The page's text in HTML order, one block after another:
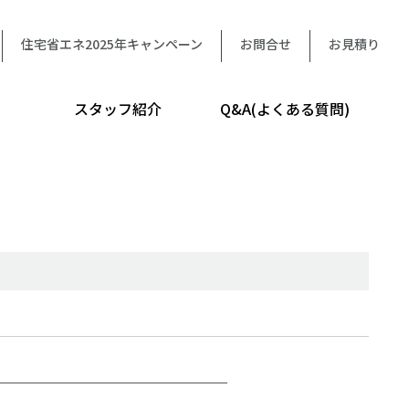
住宅省エネ2025年キャンペーン お問合せ お見積り
スタッフ紹介 Q&A(よくある質問)